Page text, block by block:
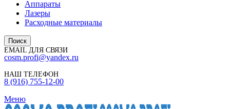
Аппараты
Лазеры
Расходные материалы
Поиск
EMAIL ДЛЯ СВЯЗИ
cosm.profi@yandex.ru
НАШ ТЕЛЕФОН
8 (916) 755-12-00
Меню